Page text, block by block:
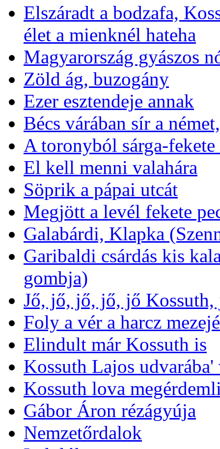
Elszáradt a bodzafa,
élet a mienknél hateha
Magyarország gyászos
Zöld ág, buzogány
Ezer esztendeje annak
Bécs várában sír a
A toronyból sárga-
El kell menni valahára
Söprik a pápai utcát
Megjött a levél fekete
Galabárdi, Klapka
Garibaldi csárdás kis
gombja)
Jő, jő, jő, jő, jő Kossuth,
Foly a vér a harcz
Elindult már Kossuth is
Kossuth Lajos
Kossuth lova
Gábor Áron rézágyúja
Nemzetőrdalok